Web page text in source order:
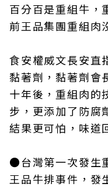
百分百是重組牛，
前王品集團重組肉
食安權威文長安直
黏著劑，黏著劑會
十年後，重組肉的
步，更添加了防腐
結果更可怕，味道
●台灣第一次發生
王品牛排事件，發